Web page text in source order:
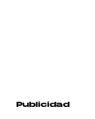
Publicidad